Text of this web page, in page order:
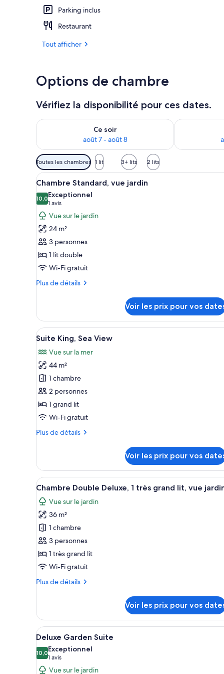
Parking inclus
Restaurant
Tout afficher
Options de chambre
Vérifiez la disponibilité pour ces dates.
Ce soir
août 7 - août 8
Vérifier la disponibilité pour ce soir août 7 - août 8
Vérifier la
Filtres
disponibles
pour
les
chambres
Toutes les chambres 1 lit 3+ lits 2 lits
Afficher
toutes
les
photos
pour
ce
type
de
chambre :
Chambre
jardin
Une chambre d’hôtel avec
6
Chambre Standard, vue jardin
10,010,0 sur 10
Exceptionnel
1 avis
(1 avis)
Vue sur le jardin
24 m²
3 personnes
1 lit double
Wi-Fi gratuit
Plus de détails
Plus
le
type
de
Chambre
Standard,
vue
jardin
Voir les prix pour vos
Afficher
toutes
les
photos
pour
ce
type
de
chambre :
Suite
View
Une salle de bain moderne
12
Suite King, Sea View
Vue sur la mer
44 m²
1 chambre
2 personnes
1 grand lit
Wi-Fi gratuit
Plus de détails
Plus
le
type
de
chambre
Suite
King,
Sea
View
Voir les prix pour vos
Afficher
toutes
les
photos
pour
ce
type
de
chambre :
Chambre
1
très
grand
lit,
vue
Une chambre à coucher avec
13
Chambre Double Deluxe, 1 très grand lit, vue
Vue sur le jardin
36 m²
1 chambre
3 personnes
1 très grand lit
Wi-Fi gratuit
Plus de détails
Plus
le
type
de
chambre
Chambre
Double
Deluxe,
Voir les prix pour vos
Afficher
toutes
les
photos
Un lit bien fait, agrémenté
6
Deluxe Garden Suite
10,010,0 sur 10
Exceptionnel
1 avis
(1 avis)
Vue sur le jardin